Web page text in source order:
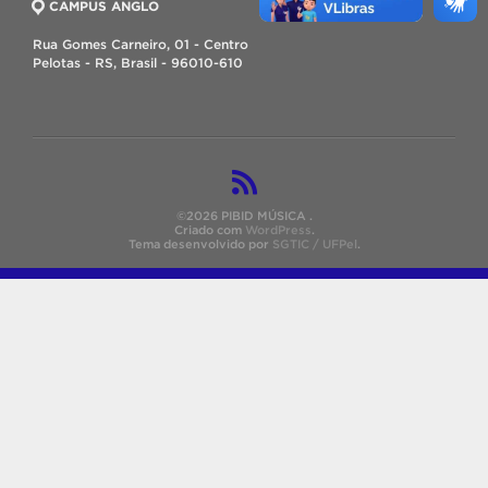
CAMPUS ANGLO
Rua Gomes Carneiro, 01 - Centro
Pelotas - RS, Brasil - 96010-610
©2026 PIBID MÚSICA .
Criado com WordPress.
Tema desenvolvido por SGTIC / UFPel.